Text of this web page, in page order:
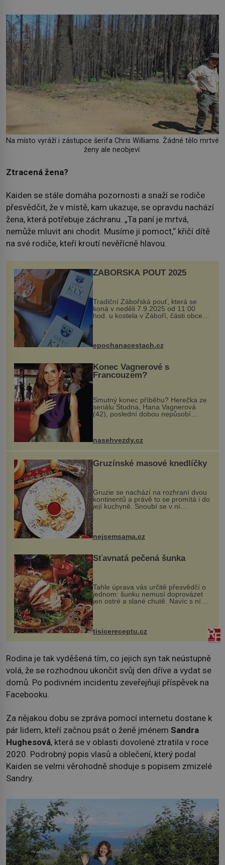
Na místo vyráží i zástupce šerifa Chris Williams. Žádné tělo mrtvé
ženy ale neobjeví.
Ztracená žena?
Kaiden se stále domáha pozornosti a snaží se rodiče
přesvědčit, že v místě, kam ukazuje, se opravdu nachází
žena, která potřebuje záchranu. „Ta paní je mrtvá,
nemůže mluvit ani chodit. Musíme ji pomoct,“ křičí dítě
na své rodiče, kteří kroutí nevěřícně hlavou.
ZÁBOŘSKÁ POUŤ 2025
Tradiční Zábořská pouť, která se
koná v neděli 7.9.2025 od 11:00
hod. u kostela v Záboří, části obce
Kly u Mělníka. V programu naleznete
komentovanou prohlídku kostela,
epochanacestach.cz
Konec Vagnerové s
Francouzem?
Smutný konec příběhu? Herečka ze
seriálu Studna, Hana Vagnerová
(42), poslední dobou nepůsobí
nasehvezdy.cz
Gruzínské masové knedlíčky
Gruzie se nachází na rozhraní dvou
kontinentů a právě to se promítá i do
její kuchyně. Snoubí se v ní
evropské a asijské chutě a díky tomu
vznikají rozmanité a chuťově bohaté
pokrmy, které rozhodně st...
nejsemsama.cz
Šťavnatá pečená šunka
Tahle úprava vás určitě přesvědčí o
jednom: šunku nemusí doprovázet
jen ostré a slané chutě. Navíc s ní
nakrmíte poměrně hodně hladových
krků. Ingredience sádlo 3 kg šunky
vcelku 3 stroužky česneku hl...
tisicereceptu.cz
Rodina je tak vyděšená tím, co jejich syn tak neústupně
volá, že se rozhodnou ukončit svůj den dříve a vydat se
domů. Po podivném incidentu zeveřejňují příspěvek na
Facebooku.
Za nějakou dobu se zpráva pomocí internetu dostane k
pár lidem, kteří začnou psát o ženě jménem Sandra
Hughesová, která se v oblasti dovolené ztratila v roce
2020. Podrobný popis vlasů a oblečení, který podal
Kaiden se velmi věrohodně shoduje s popisem zmizelé
Sandry.